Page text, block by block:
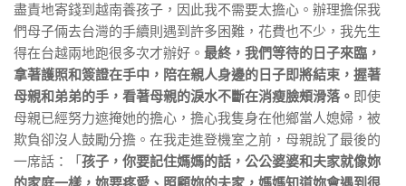
盡責地寄錢到越南養孩子，因此我不需要太擔心。辦理擔保我
們母子倆去台灣的手續則遇到許多困難，花費也不少，我先生
得在台越兩地跑很多次才辦好。 最終，我們等待的日子來臨，
拿著護照和簽證在手中，陪在親人身邊的日子即將結束，握著
母親和弟弟的手，看著母親的淚水不斷在消瘦臉頰滑落。 即使
母親已經努力遮掩她的擔心，擔心我隻身在他鄉當人媳婦，被
欺負卻沒人鼓勵分擔。在我走進登機室之前，母親說了最後的
一席話：「 孩子，你要記住媽媽的話，公公婆婆和夫家就像妳
的家庭一樣，妳要疼愛、照顧妳的夫家，媽媽知道妳會遇到很